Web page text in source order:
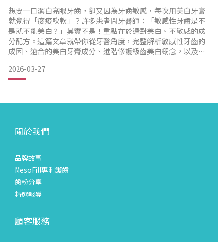
想要一口潔白亮眼牙齒，卻又因為牙齒敏感，每次用美白牙膏
就覺得「痠痠軟軟」？許多患者問牙醫師：「敏感性牙齒是不
是就不能美白？」其實不是！重點在於選對美白、不敏感的成
分配方。這篇文章就帶你從牙醫角度，完整解析敏感性牙齒的
成因、適合的美白牙膏成分、進階修護級齒美白概念，以及專
牙齒結構變化的綜合作用。常見的成因包括：1. 刷牙太用力很
多人以為「用力刷才刷得乾淨」，其實過度用力會導致琺瑯質
在吃冰、喝
2026-03-27
關於我們
品牌故事
MesoFill專利護齒
齒粉分享
精選報導
顧客服務